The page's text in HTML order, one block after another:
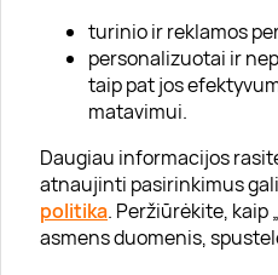
turinio ir reklamos
personalizuotai ir
taip pat jos
matavimui.
Daugiau informacijos
atnaujinti pasirinkimus
politika. Peržiūrėkite, kaip
asmens duomenis,
Visi partneriai
Kontaktai
Tinklaraštis
Informacija